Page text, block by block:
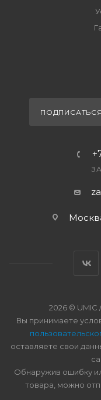
2026 ©
Вы принимаете
оставляете свои
Обнаружив ошибку
товара, можно